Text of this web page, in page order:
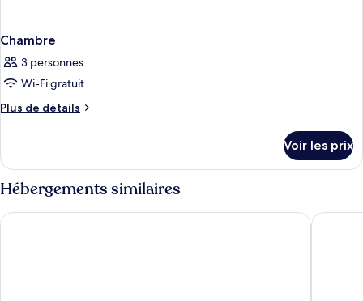
Chambre
3 personnes
Wi-Fi gratuit
Plus de détails
Plus
le
type
de
Chambre
Voir les prix
Hébergements similaires
Maritim Hotel Ingolstadt